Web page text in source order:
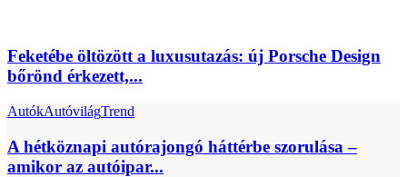
Feketébe öltözött a luxusutazás: új Porsche Design
bőrönd érkezett,...
AutókAutóvilágTrend
A hétköznapi autórajongó háttérbe szorulása –
amikor az autóipar...